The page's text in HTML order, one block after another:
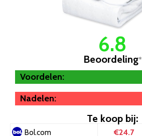
6.8
Beoordeling*
Voordelen:
Nadelen:
Te koop bij:
Bol.com €24.7